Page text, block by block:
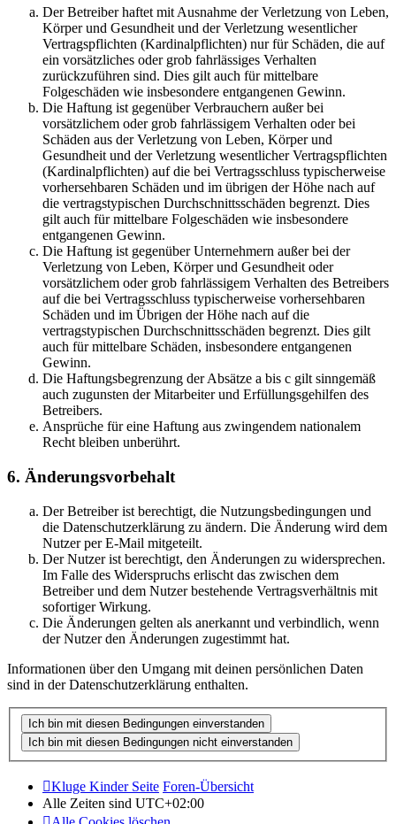
Der Betreiber haftet mit Ausnahme der Verletzung von Leben,
Körper und Gesundheit und der Verletzung wesentlicher
Vertragspflichten (Kardinalpflichten) nur für Schäden, die auf
ein vorsätzliches oder grob fahrlässiges Verhalten
zurückzuführen sind. Dies gilt auch für mittelbare
Folgeschäden wie insbesondere entgangenen Gewinn.
Die Haftung ist gegenüber Verbrauchern außer bei
vorsätzlichem oder grob fahrlässigem Verhalten oder bei
Schäden aus der Verletzung von Leben, Körper und
Gesundheit und der Verletzung wesentlicher Vertragspflichten
(Kardinalpflichten) auf die bei Vertragsschluss typischerweise
vorhersehbaren Schäden und im übrigen der Höhe nach auf
die vertragstypischen Durchschnittsschäden begrenzt. Dies
gilt auch für mittelbare Folgeschäden wie insbesondere
entgangenen Gewinn.
Die Haftung ist gegenüber Unternehmern außer bei der
Verletzung von Leben, Körper und Gesundheit oder
vorsätzlichem oder grob fahrlässigem Verhalten des Betreibers
auf die bei Vertragsschluss typischerweise vorhersehbaren
Schäden und im Übrigen der Höhe nach auf die
vertragstypischen Durchschnittsschäden begrenzt. Dies gilt
auch für mittelbare Schäden, insbesondere entgangenen
Gewinn.
Die Haftungsbegrenzung der Absätze a bis c gilt sinngemäß
auch zugunsten der Mitarbeiter und Erfüllungsgehilfen des
Betreibers.
Ansprüche für eine Haftung aus zwingendem nationalem
Recht bleiben unberührt.
6. Änderungsvorbehalt
Der Betreiber ist berechtigt, die Nutzungsbedingungen und
die Datenschutzerklärung zu ändern. Die Änderung wird dem
Nutzer per E-Mail mitgeteilt.
Der Nutzer ist berechtigt, den Änderungen zu widersprechen.
Im Falle des Widerspruchs erlischt das zwischen dem
Betreiber und dem Nutzer bestehende Vertragsverhältnis mit
sofortiger Wirkung.
Die Änderungen gelten als anerkannt und verbindlich, wenn
der Nutzer den Änderungen zugestimmt hat.
Informationen über den Umgang mit deinen persönlichen Daten
sind in der Datenschutzerklärung enthalten.
Kluge Kinder Seite Foren-Übersicht
Alle Zeiten sind UTC+02:00